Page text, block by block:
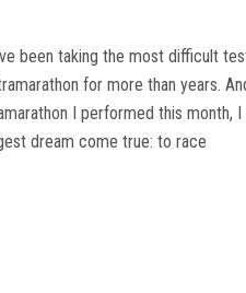
been taking the most difficult
for more than years.
I performed this month, I
dream come true: to race